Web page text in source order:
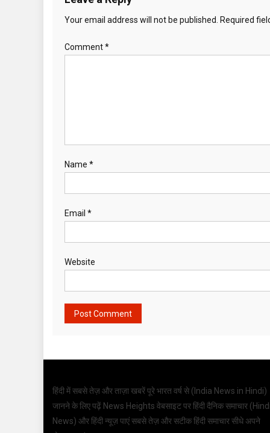
Your email address will not be published. Required
Comment*
Name *
Email *
Website
हिंदी में सबसे तेज़ और ताज़ा खबरें पूरे भारत वर्ष से ( India News in Hindi)
जानने के लिए पढ़ें News Heights वेबसाइट पर हिंदी दैनिक समाचार (
News) और हिंदी न्यूज़ पाएं सबसे तेज़ और सटीक हिंदी समाचार सीधे अपने